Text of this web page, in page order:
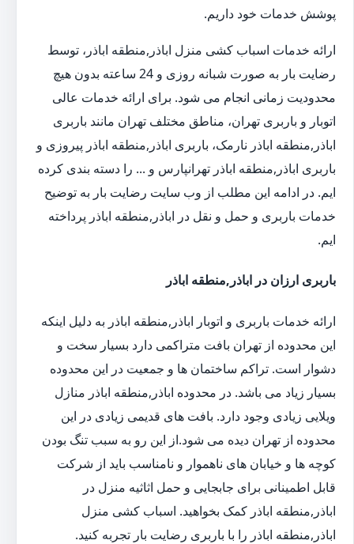
پوشش خدمات خود داریم.
ارائه خدمات اسباب کشی منزل اباذر,منطقه اباذر، توسط
رضایت بار به صورت شبانه روزی و 24 ساعته بدون هیچ
محدودیت زمانی انجام می شود. برای ارائه خدمات عالی
اتوبار و باربری تهران، مناطق مختلف تهران مانند باربری
اباذر,منطقه اباذر نارمک، باربری اباذر,منطقه اباذر پیروزی و
باربری اباذر,منطقه اباذر تهرانپارس و ... را دسته بندی کرده
ایم. در ادامه این مطلب از وب سایت رضایت بار به توضیح
خدمات باربری و حمل و نقل در اباذر,منطقه اباذر پرداخته
ایم.
باربری ارزان در اباذر,منطقه اباذر
ارائه خدمات باربری و اتوبار اباذر,منطقه اباذر به دلیل اینکه
این محدوده از تهران بافت متراکمی دارد بسیار سخت و
دشوار است. تراکم ساختمان ها و جمعیت در این محدوده
بسیار زیاد می باشد. در محدوده اباذر,منطقه اباذر منازل
ویلایی زیادی وجود دارد. بافت های قدیمی زیادی در این
محدوده از تهران دیده می شود.از این رو به سبب تنگ بودن
کوچه ها و خیابان های ناهموار و نامناسب باید از شرکت
قابل اطمینانی برای جابجایی و حمل اثاثیه منزل در
اباذر,منطقه اباذر کمک بخواهید. اسباب کشی منزل
اباذر,منطقه اباذر را با باربری رضایت بار تجربه کنید.